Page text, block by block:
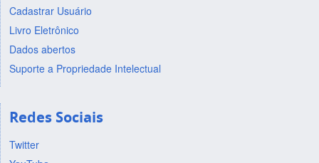
Cadastrar Usuário
Livro Eletrônico
Dados abertos
Suporte a Propriedade Intelectual
Redes Sociais
Twitter